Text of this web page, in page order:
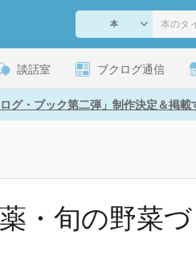
談話室 ブクログ通信
ログ・ブック第二弾」制作決定＆掲載
・旬の野菜づ